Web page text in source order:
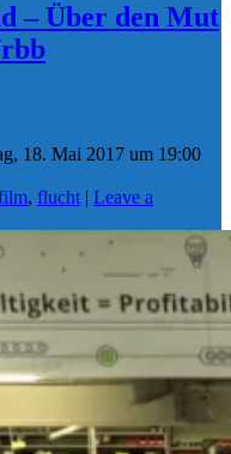
– Über den Mut
18. Mai 2017 um 19:00
, flucht | Leave a